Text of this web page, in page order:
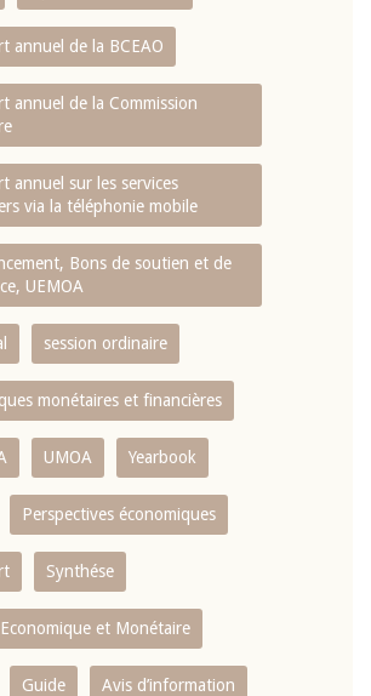
annuel de la BCEAO
annuel de la Commission
annuel sur les services
via la téléphonie mobile
Bons de soutien et de
UEMOA
session ordinaire
monétaires et financières
UMOA Yearbook
Perspectives économiques
Synthése
et Monétaire
Guide Avis d’information